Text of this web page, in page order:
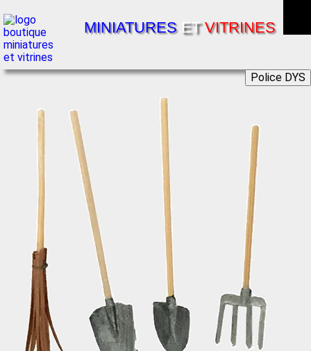
MINIATURES ET VITRINES
Police DYS